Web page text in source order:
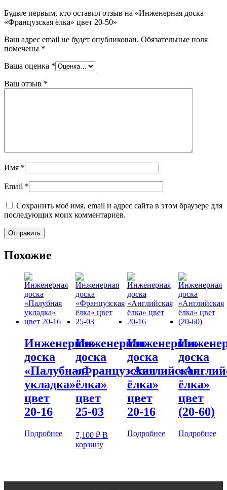
Будьте первым, кто оставил отзыв на «Инженерная доска
«Французская ёлка» цвет 20-50»
Ваш адрес email не будет опубликован. Обязательные поля
помечены *
Ваша оценка *
Ваш отзыв *
Имя *
Email *
Сохранить моё имя, email и адрес сайта в этом браузере для
последующих моих комментариев.
Похожие
Инженерная
доска
«Палубная
укладка»
цвет
20-16
Подробнее
Инженерная
доска
«Французская
ёлка»
цвет
25-03
7,100₽ В
корзину
Инженерная
доска
«Английская
ёлка»
цвет
20-16
Подробнее
доска
ёлка»
цвет
(20-60)
Подробнее